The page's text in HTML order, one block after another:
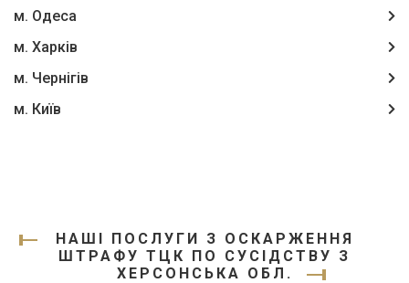
м. Одеса
м. Харків
м. Чернігів
м. Київ
НАШІ ПОСЛУГИ З ОСКАРЖЕННЯ
ШТРАФУ ТЦК ПО СУСІДСТВУ З
ХЕРСОНСЬКА ОБЛ.